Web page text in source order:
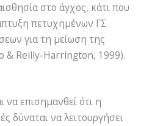
στο άγχος, κάτι που
πετυχημένων ΓΣ
για τη μείωση της
& Reilly-Harrington, 1999).
να επισημανθεί ότι η
δύναται να λειτουργήσει